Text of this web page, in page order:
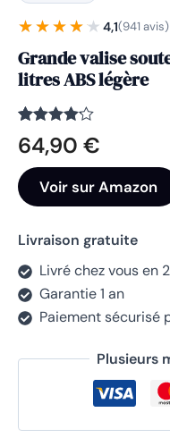
★★★★★
★★★★★ 4,1(941 avis)
Grande valise
litres ABS légère
Noté
4.1
sur 5
sur
941
notations
client
64,90 €
Voir sur Amazon
Livraison gratuite
Livré chez vous en
Garantie 1 an
Paiement sécurisé
Plusieurs